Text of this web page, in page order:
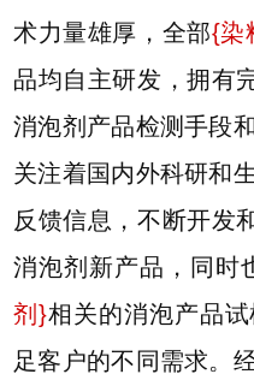
术力量雄厚，全部{染
品均自主研发，拥有
消泡剂产品检测手段
关注着国内外科研和
反馈信息，不断开发
消泡剂新产品，同时
剂}相关的消泡产品
足客户的不同需求。